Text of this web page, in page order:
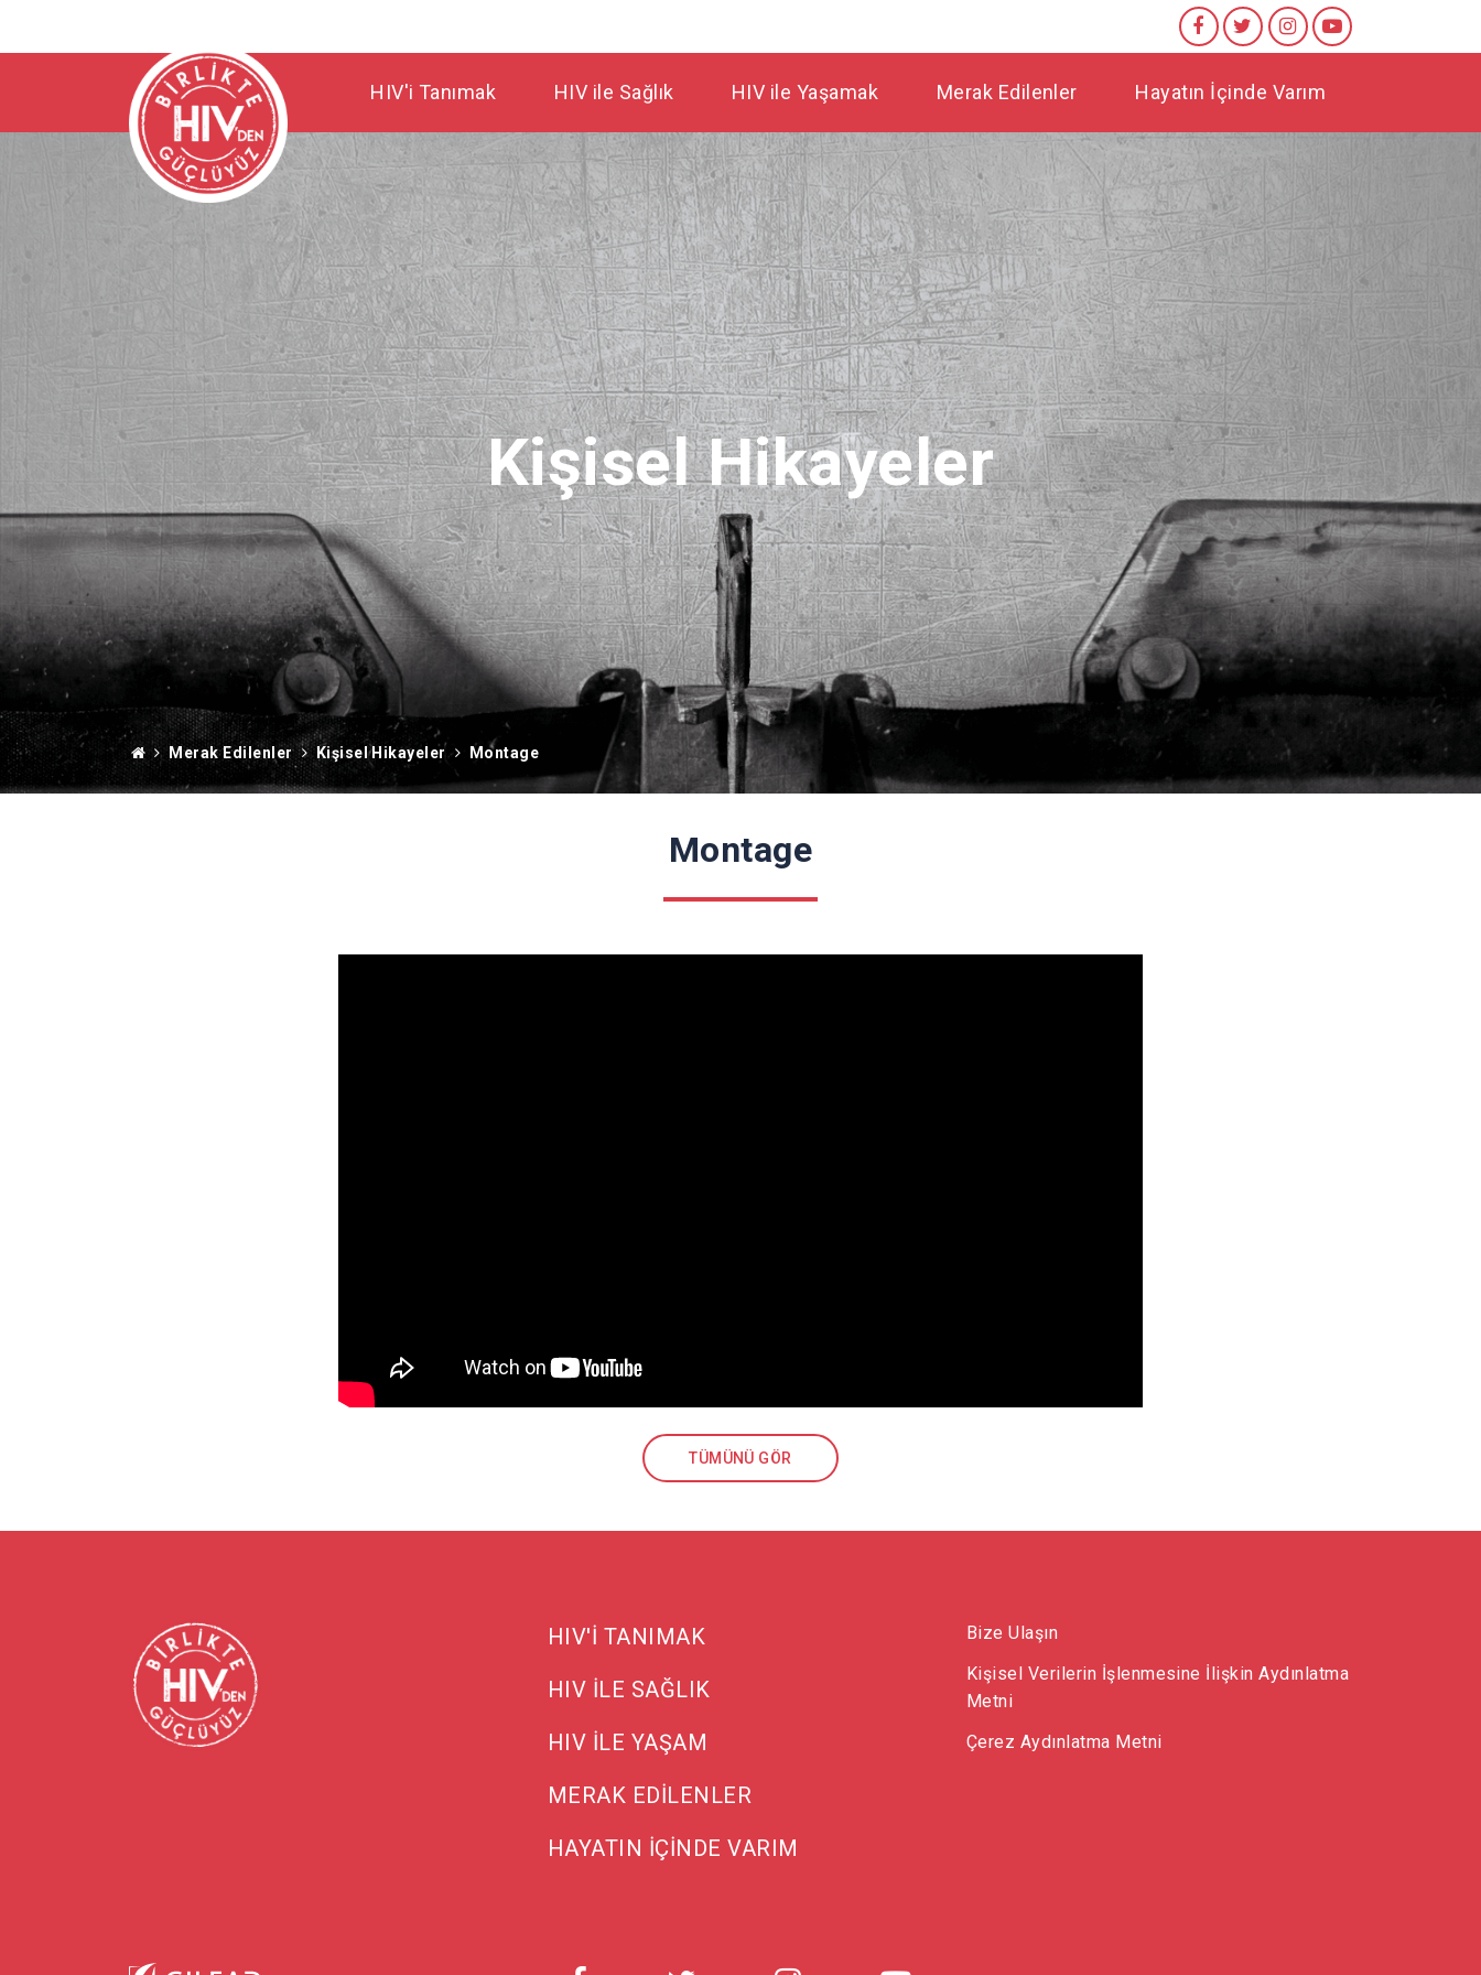
HIV'i Tanımak HIV ile Sağlık HIV ile Yaşamak Merak Edilenler Hayatın İçinde Varım
Kişisel Hikayeler
Merak Edilenler Kişisel Hikayeler Montage
Montage
TÜMÜNÜ GÖR
HIV'İ TANIMAK
HIV İLE SAĞLIK
HIV İLE YAŞAM
MERAK EDİLENLER
HAYATIN İÇİNDE VARIM
Bize Ulaşın
Kişisel Verilerin İşlenmesine İlişkin Aydınlatma
Metni
Çerez Aydınlatma Metni